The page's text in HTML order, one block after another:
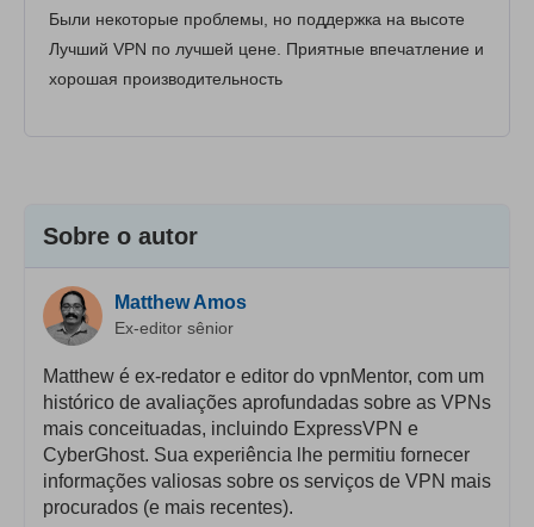
Были некоторые проблемы, но поддержка на высоте
Лучший VPN по лучшей цене. Приятные впечатление и
хорошая производительность
Sobre o autor
Matthew Amos
Ex-editor sênior
Matthew é ex-redator e editor do vpnMentor, com um
histórico de avaliações aprofundadas sobre as VPNs
mais conceituadas, incluindo ExpressVPN e
CyberGhost. Sua experiência lhe permitiu fornecer
informações valiosas sobre os serviços de VPN mais
procurados (e mais recentes).